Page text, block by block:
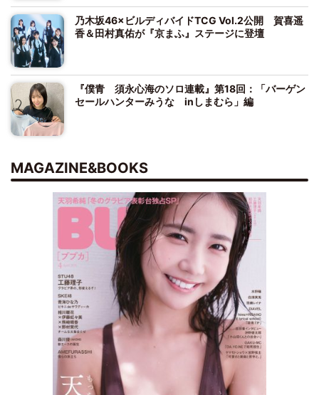
乃木坂46×ビルディバイドTCG Vol.2公開 賀喜遥
香＆田村真佑が『京まふ』ステージに登壇
『僕青 須永心海のソロ連載』第18回：「バーゲン
セールハンターみうな inしまむら」編
MAGAZINE&BOOKS